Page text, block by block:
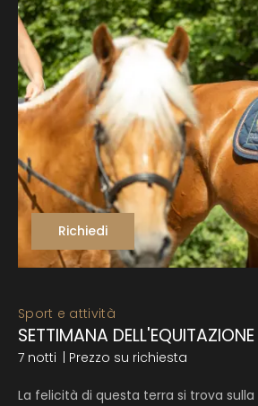
Richiedi
Sport e attività
SETTIMANA DELL'EQUITAZIONE
7 notti | Prezzo su richiesta
La felicità di questa terra si trova